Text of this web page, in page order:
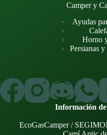
Camper y
Ayudas
Horno
Persianas
Información
EcoGasCamper /